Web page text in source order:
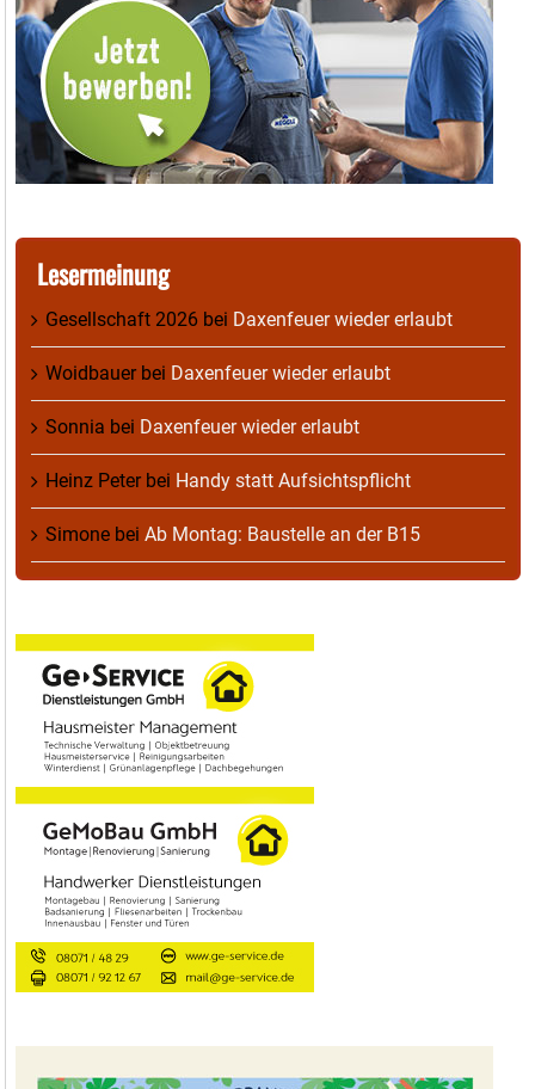
Lesermeinung
Gesellschaft 2026 bei Daxenfeuer wieder erlaubt
Woidbauerbei Daxenfeuer wieder erlaubt
Sonnia bei Daxenfeuer wieder erlaubt
Heinz Peterbei Handy statt Aufsichtspflicht
Simone bei Ab Montag: Baustelle an der B15